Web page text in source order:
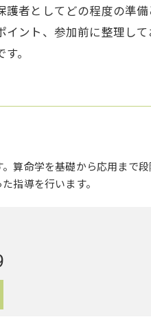
者としてどの程度の準
ント、参加前に整理し
。
算命学を基礎から応用まで
指導を行います。